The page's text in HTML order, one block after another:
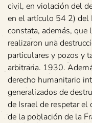
civil, en violación del
en el artículo 54 2) del
constata, además, que
realizaron una
particulares y pozos y
arbitraria. 1930.
derecho humanitario
generalizados de
de Israel de respetar el
de la población de la